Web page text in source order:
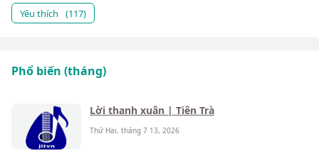
Yêu thích
(117)
Phổ biến (tháng)
Lời thanh xuân | Tiên Trà
Thứ Hai, tháng 7 13, 2026